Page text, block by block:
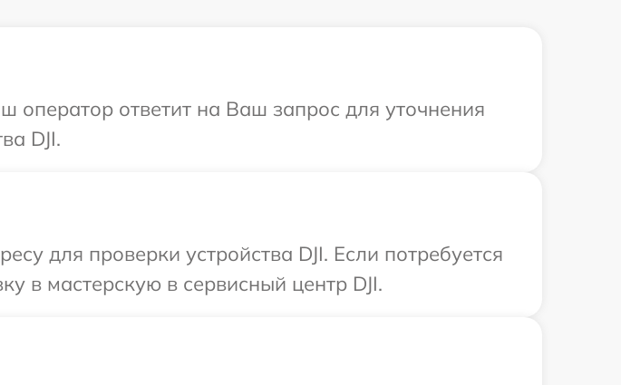
оператор ответит на Ваш запрос для уточнения
DJI.
для проверки устройства DJI. Если потребуется
в мастерскую в сервисный центр DJI.